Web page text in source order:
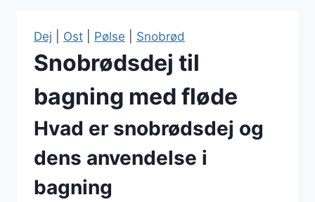
Dej Ost Pølse Snobrød
Snobrødsdej til
bagning med fløde
Hvad er snobrødsdej og
dens anvendelse i
bagning